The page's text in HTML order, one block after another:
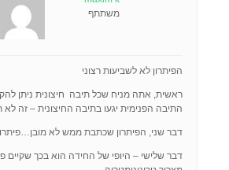
משתתף
הפיתרון לא לשביעות רצוני
ראשית, אתה מניח שכל תיבה חיצונית ניתן
התיבה הפנימית יגעו בתיבה החיצונית – זה לא
דבר שני, הפיתרון שכתבת ממש לא
דבר שלישי – היופי של החידה הוא בכך שקיים